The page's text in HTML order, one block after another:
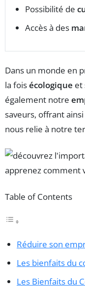
Possibilité de
Accès à des
Dans un monde en
la foisécologique et
également notre
saveurs, offrant
nous relie à notre
Table of Contents
Réduire son
Les bienfaits du
Les Bienfaits du